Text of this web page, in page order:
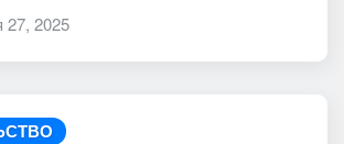
27, 2025